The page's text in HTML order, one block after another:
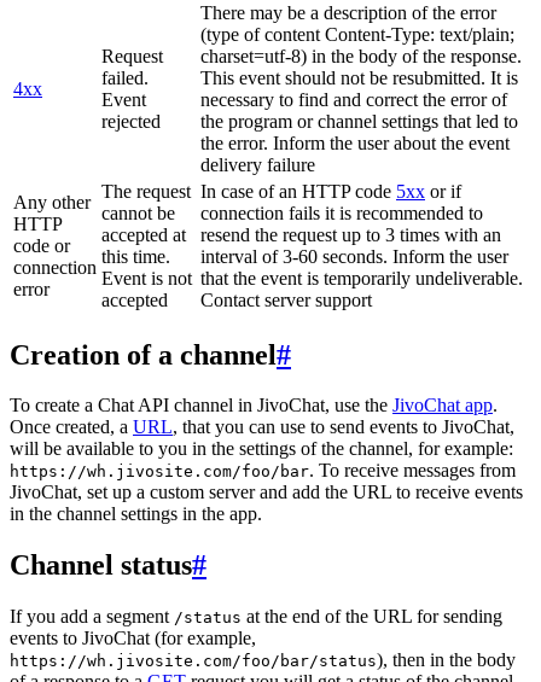
4xx
Request
failed.
Event
rejected
There may be a description of the error
(type of content Content-Type: text/plain;
charset=utf-8) in the body of the response.
This event should not be resubmitted. It is
necessary to find and correct the error of
the program or channel settings that led to
the error. Inform the user about the event
delivery failure
Any other
HTTP
code or
connection
error
The request
cannot be
accepted at
this time.
Event is not
accepted
In case of an HTTP code 5xx or if
connection fails it is recommended to
resend the request up to 3 times with an
interval of 3-60 seconds. Inform the user
that the event is temporarily undeliverable.
Contact server support
Creation of a channel#
To create a Chat API channel in JivoChat, use the JivoChat app.
Once created, a URL, that you can use to send events to JivoChat,
will be available to you in the settings of the channel, for example:
https://wh.jivosite.com/foo/bar. To receive messages from
JivoChat, set up a custom server and add the URL to receive events
in the channel settings in the app.
Channel status#
If you add a segment /status at the end of the URL for sending
events to JivoChat (for example,
https://wh.jivosite.com/foo/bar/status), then in the body